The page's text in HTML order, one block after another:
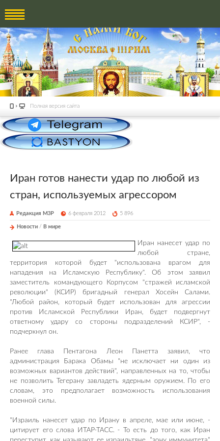
Полная версия сайта
Иран готов нанести удар по любой из
стран, используемых агрессором
Редакция М3Р 6 февраля 2012 5 896
Новости / В мире
Иран нанесет удар по
любой стране,
территория которой будет "использована врагом для
нападения на Исламскую Республику". Об этом заявил
заместитель командующего Корпусом "стражей исламской
революции" (КСИР) бригадный генерал Хосейн Салами.
"Любой район, который будет использован для агрессии
против Исламской Республики Иран, будет подвергнут
ответному удару со стороны подразделений КСИР", -
подчеркнул он.
Ранее глава Пентагона Леон Панетта заявил, что
администрация Барака Обамы "не исключает ни один из
возможных вариантов действий", направленных на то, чтобы
не позволить Тегерану завладеть ядерным оружием. По его
словам, это предполагает возможность использования
военной силы.
"Израиль нанесет удар по Ирану в апреле, мае или июне, -
цитирует его слова ИТАР-ТАСС. - То есть до того, как Иран